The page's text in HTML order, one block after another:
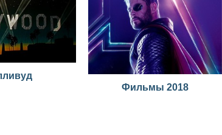
Фильмы 2018